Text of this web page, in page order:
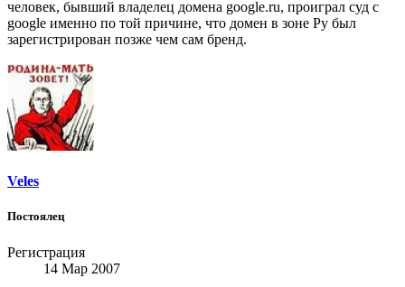
человек, бывший владелец домена google.ru, проиграл суд с
google именно по той причине, что домен в зоне Ру был
зарегистрирован позже чем сам бренд.
Veles
Постоялец
Регистрация
14 Мар 2007